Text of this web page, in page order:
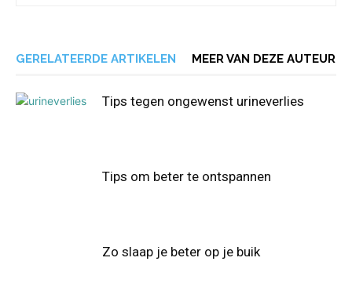
GERELATEERDE ARTIKELEN MEER VAN DEZE AUTEUR
Tips tegen ongewenst urineverlies
Tips om beter te ontspannen
Zo slaap je beter op je buik